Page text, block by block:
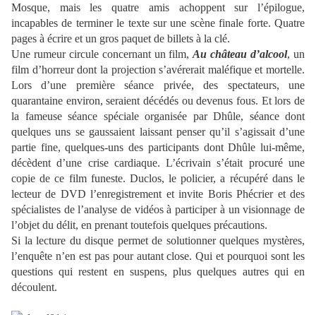
Mosque, mais les quatre amis achoppent sur l’épilogue,
incapables de terminer le texte sur une scène finale forte. Quatre
pages à écrire et un gros paquet de billets à la clé.
Une rumeur circule concernant un film,Au château d’alcool, un
film d’horreur dont la projection s’avérerait maléfique et mortelle.
Lors d’une première séance privée, des spectateurs, une
quarantaine environ, seraient décédés ou devenus fous. Et lors de
la fameuse séance spéciale organisée par Dhûle, séance dont
quelques uns se gaussaient laissant penser qu’il s’agissait d’une
partie fine, quelques-uns des participants dont Dhûle lui-même,
décèdent d’une crise cardiaque. L’écrivain s’était procuré une
copie de ce film funeste. Duclos, le policier, a récupéré dans le
lecteur de DVD l’enregistrement et invite Boris Phécrier et des
spécialistes de l’analyse de vidéos à participer à un visionnage de
l’objet du délit, en prenant toutefois quelques précautions.
Si la lecture du disque permet de solutionner quelques mystères,
l’enquête n’en est pas pour autant close. Qui et pourquoi sont les
questions qui restent en suspens, plus quelques autres qui en
découlent.